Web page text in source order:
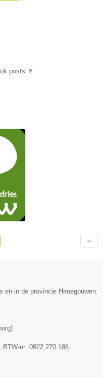
posts ▼
en in de provincie Henegouwen.
)
, BTW-nr: 0822 270 186